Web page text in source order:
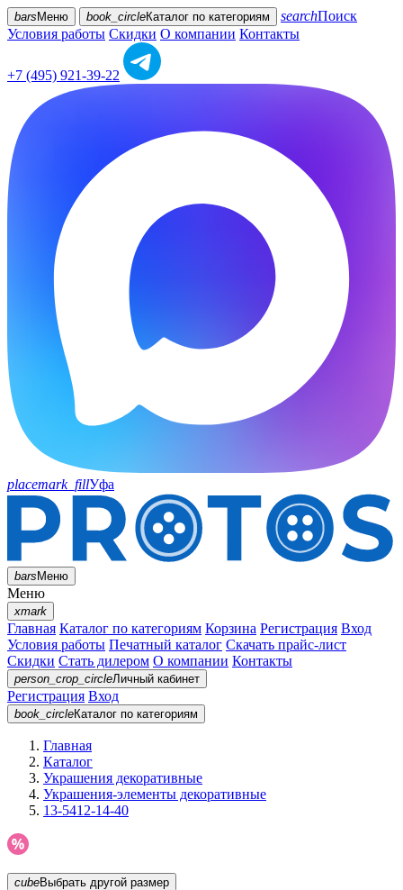
bars Меню book_circleКаталог по категориям searchПоиск
Условия работы Скидки О компании Контакты
+7 (495) 921-39-22
placemark_fillУфа
barsМеню
Меню
xmark
Главная Каталог по категориям Корзина Регистрация Вход
Условия работы Печатный каталог Скачать прайс-лист
Скидки Стать дилером О компании Контакты
person_crop_circleЛичный кабинет
Регистрация Вход
book_circleКаталог по категориям
Главная
Каталог
Украшения декоративные
Украшения-элементы декоративные
13-5412-14-40
cubeВыбрать другой размер